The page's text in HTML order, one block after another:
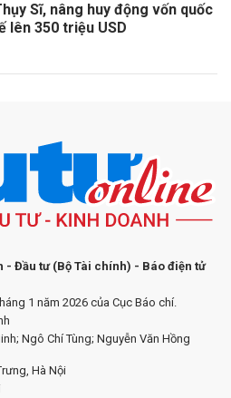
Sĩ, nâng huy động vốn quốc
lên 350 triệu USD
- Đầu tư (Bộ Tài chính) - Báo điện tử
1 năm 2026 của Cục Báo chí.
Ngô Chí Tùng; Nguyễn Văn Hồng
Hà Nội